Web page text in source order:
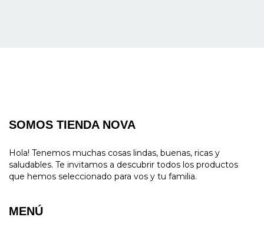
SOMOS TIENDA NOVA
Hola! Tenemos muchas cosas lindas, buenas, ricas y
saludables. Te invitamos a descubrir todos los productos
que hemos seleccionado para vos y tu familia.
MENÚ